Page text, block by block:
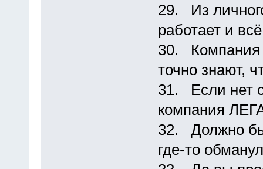
29. Из
работает и
30. Компания
точно знают,
31. Если нет
компания
32. Должно
где-то